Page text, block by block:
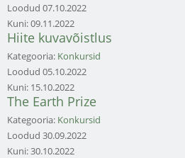
Loodud 07.10.2022
Kuni:09.11.2022
Hiite kuvavõistlus
Kategooria: Konkursid
Loodud 05.10.2022
Kuni: 15.10.2022
The Earth Prize
Kategooria: Konkursid
Loodud 30.09.2022
Kuni:30.10.2022